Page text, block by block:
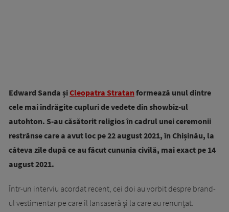
Edward Sanda șiCleopatra Stratanformează unul dintre
cele mai îndrăgite cupluri de vedete din showbiz-ul
autohton. S-au căsătorit religios în cadrul unei ceremonii
restrânse care a avut loc pe 22 august 2021, în Chișinău, la
câteva zile după ce au făcut cununia civilă, mai exact pe 14
august 2021.
Într-un interviu acordat recent, cei doi au vorbit despre brand-
ul vestimentar pe care îl lansaseră și la care au renunțat.